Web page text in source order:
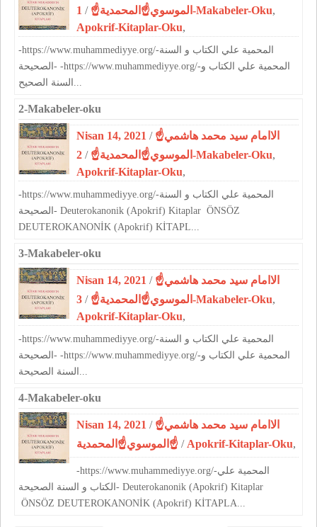
الموسوي☝المحمدية☝ / 1-Makabeler-Oku,
Apokrif-Kitaplar-Oku,
-https://www.muhammediyye.org/-المحمية علي الكتاب و السنة
الصحيحة- -https://www.muhammediyye.org/-المحمية علي الكتاب و
السنة الصحيح...
2-Makabeler-oku
Nisan 14, 2021 / ☝الاامام سيد محمد هاشمي
الموسوي☝المحمدية☝ / 2-Makabeler-Oku,
Apokrif-Kitaplar-Oku,
-https://www.muhammediyye.org/-المحمية علي الكتاب و السنة
الصحيحة- Deuterokanonik (Apokrif) Kitaplar ÖNSÖZ
DEUTEROKANONİK (Apokrif) KİTAPL...
3-Makabeler-oku
Nisan 14, 2021 / ☝الاامام سيد محمد هاشمي
الموسوي☝المحمدية☝ / 3-Makabeler-Oku,
Apokrif-Kitaplar-Oku,
-https://www.muhammediyye.org/-المحمية علي الكتاب و السنة
الصحيحة- -https://www.muhammediyye.org/-المحمية علي الكتاب و
السنة الصحيحة...
4-Makabeler-oku
Nisan 14, 2021 / ☝الاامام سيد محمد هاشمي
الموسوي☝المحمدية☝ /Apokrif-Kitaplar-Oku,
-https://www.muhammediyye.org/-المحمية علي
الكتاب و السنة الصحيحة- Deuterokanonik (Apokrif) Kitaplar
ÖNSÖZ DEUTEROKANONİK (Apokrif) KİTAPLA...